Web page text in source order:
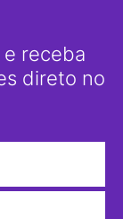
receba
direto no